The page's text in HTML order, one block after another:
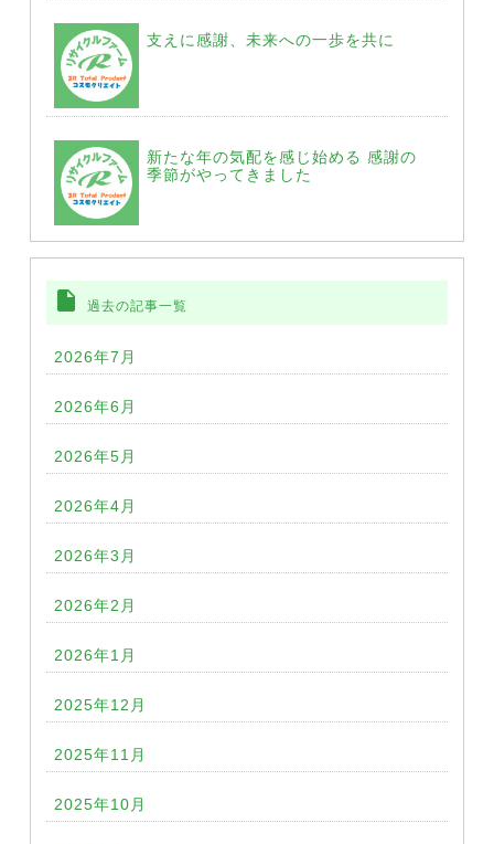
支えに感謝、未来への一歩を共に
新たな年の気配を感じ始める 感謝の
季節がやってきました
insert_drive_file 過去の記事一覧
2026年7月
2026年6月
2026年5月
2026年4月
2026年3月
2026年2月
2026年1月
2025年12月
2025年11月
2025年10月